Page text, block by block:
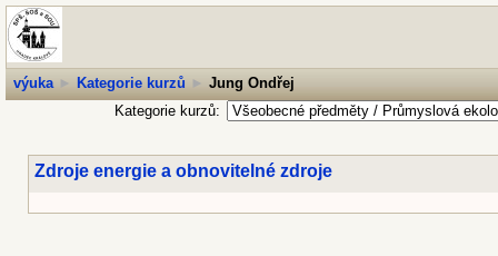
výuka ► Kategorie kurzů ► Jung Ondřej
Kategorie kurzů:
Zdroje energie a obnovitelné zdroje